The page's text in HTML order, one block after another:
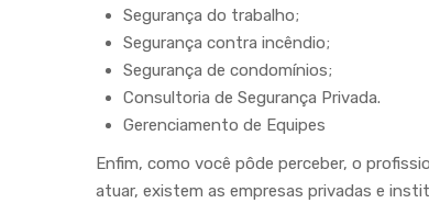
Segurança do trabalho;
Segurança contra incêndio;
Segurança de condomínios;
Consultoria de Segurança Privada.
Gerenciamento de Equipes
Enfim, como você pôde perceber, o
atuar, existem as empresas privadas e